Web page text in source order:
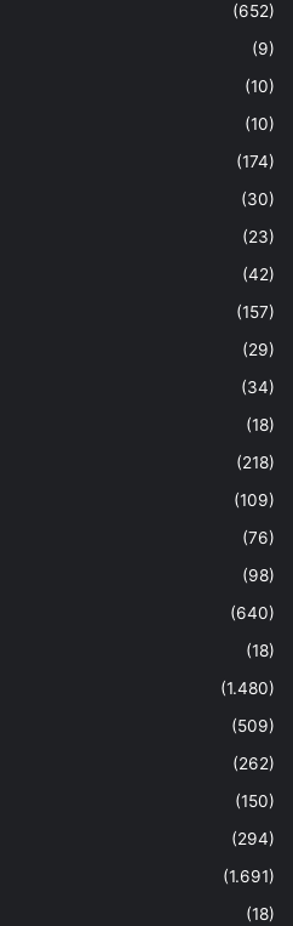
(652)
(9)
(10)
(10)
(174)
(30)
(23)
(42)
(157)
(29)
(34)
(18)
(218)
(109)
(76)
(98)
(640)
(18)
(1.480)
(509)
(262)
(150)
(294)
(1.691)
(18)